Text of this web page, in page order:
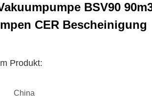
BSV90
CER Bescheinigung
Produkt:
China